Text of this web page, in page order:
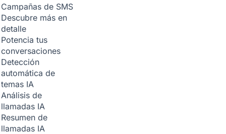
Campañas de SMS
Descubre más en
detalle
Potencia tus
conversaciones
Detección
automática de
temas IA
Análisis de
llamadas IA
Resumen de
llamadas IA